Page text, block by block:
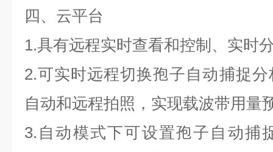
四、云平台
1.具有远程实时查看和控制、实时
2.可实时远程切换孢子自动捕捉
自动和远程拍照，实现载波带用量
3.自动模式下可设置孢子自动捕